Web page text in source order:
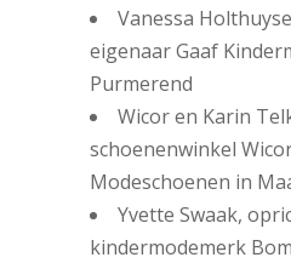
Vanessa
eigenaar Gaaf
Purmerend
Wicor en Karin
schoenenwinkel
Modeschoenen in
Yvette Swaak,
kindermodemerk